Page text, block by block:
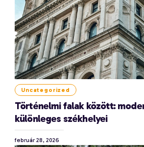
Uncategorized
Történelmi falak között:
különleges székhelyei
február 28, 2026